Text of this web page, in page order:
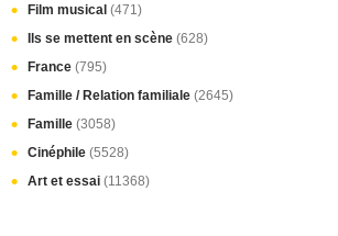
Film musical (471)
Ils se mettent en scène (628)
France (795)
Famille / Relation familiale (2645)
Famille (3058)
Cinéphile (5528)
Art et essai (11368)